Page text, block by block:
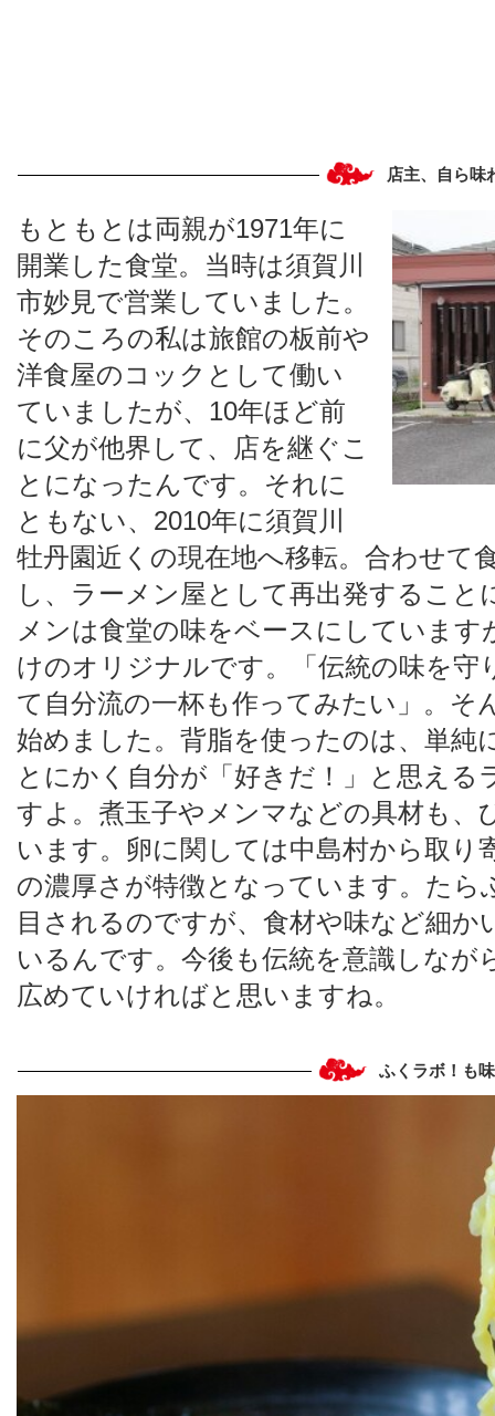
店主、自ら味
もともとは両親が1971年に
開業した食堂。当時は須賀川
市妙見で営業していました。
そのころの私は旅館の板前や
洋食屋のコックとして働い
ていましたが、10年ほど前
に父が他界して、店を継ぐこ
とになったんです。それに
ともない、2010年に須賀川
牡丹園近くの現在地へ移転。合わせて
し、ラーメン屋として再出発するこ
メンは食堂の味をベースにしていま
けのオリジナルです。「伝統の味を守
て自分流の一杯も作ってみたい」。そ
始めました。背脂を使ったのは、単純
とにかく自分が「好きだ！」と思え
すよ。煮玉子やメンマなどの具材も、
います。卵に関しては中島村から取り
の濃厚さが特徴となっています。たら
目されるのですが、食材や味など細
いるんです。今後も伝統を意識しなが
広めていければと思いますね。
ふくラボ！も